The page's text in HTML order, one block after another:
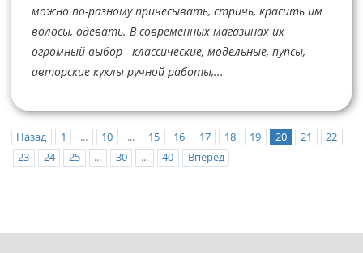
можно по-разному причесывать, стричь, красить им
волосы, одевать. В современных магазинах их
огромный выбор - классические, модельные, пупсы,
авторские куклы ручной работы,...
Назад 1 ... 10 ... 15 16 17 18 19 20 21
22
23
24 25 ... 30 ... 40 Вперед